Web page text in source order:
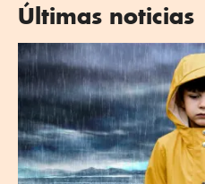
Últimas noticias